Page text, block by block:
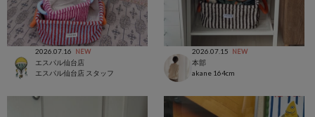
2026.07.16 NEW
エスパル仙台店
エスパル仙台店 スタッフ
2026.07.15 NEW
本部
akane 164cm